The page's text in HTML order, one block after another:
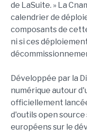
de LaSuite. » La
calendrier de
composants de
ni si ces
Développée par la
numérique autour
officiellement
d'outils open source
européens sur le